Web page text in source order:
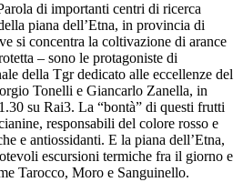
di importanti centri di ricerca
piana dell’Etna, in provincia di
si concentra la coltivazione di arance
– sono le protagoniste di
della Tgr dedicato alle eccellenze del
Tonelli e Giancarlo Zanella, in
su Rai3. La “bontà” di questi frutti
responsabili del colore rosso e
e antiossidanti. E la piana dell’Etna,
escursioni termiche fra il giorno e
Tarocco, Moro e Sanguinello.